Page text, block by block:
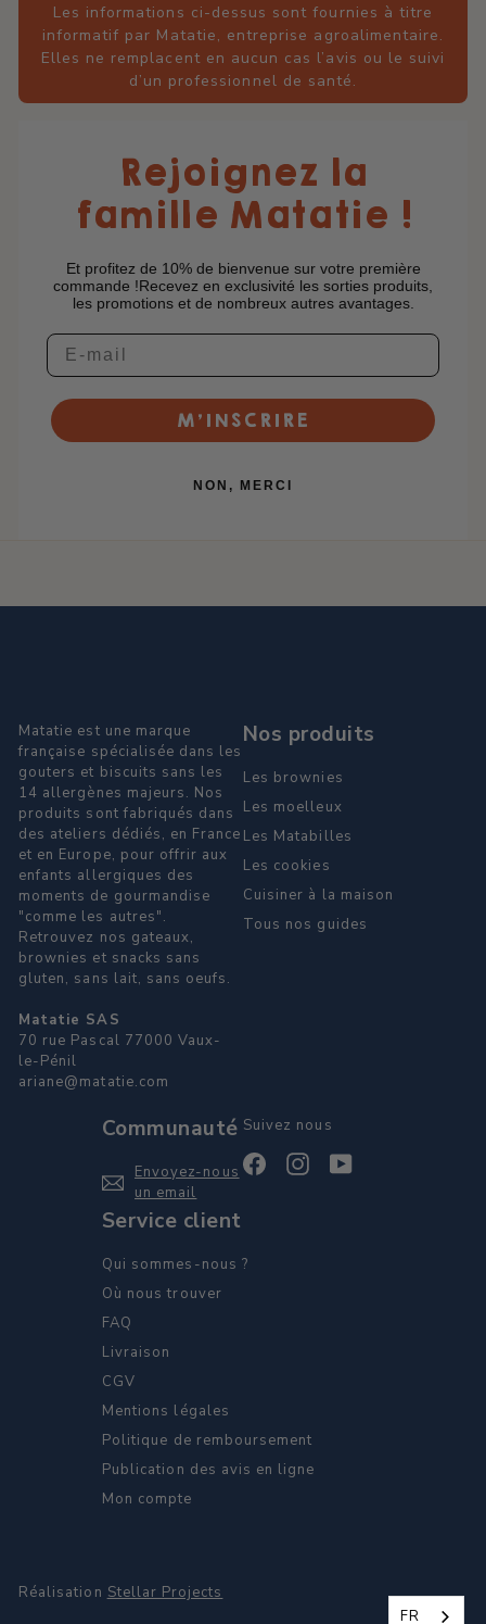
Les informations ci-dessus sont fournies à titre
informatif par Matatie, entreprise agroalimentaire.
Elles ne remplacent en aucun cas l’avis ou le suivi
d’un professionnel de santé.
Rejoignez la
famille Matatie !
Et profitez de 10% de bienvenue sur votre première
commande !Recevez en exclusivité les sorties produits,
les promotions et de nombreux autres avantages.
M’INSCRIRE
NON, MERCI
Matatie est une marque
française spécialisée dans les
gouters et biscuits sans les
14 allergènes majeurs. Nos
produits sont fabriqués dans
des ateliers dédiés, en France
et en Europe, pour offrir aux
enfants allergiques des
moments de gourmandise
"comme les autres".
Retrouvez nos gateaux,
brownies et snacks sans
gluten, sans lait, sans oeufs.
Matatie SAS
70 rue Pascal 77000 Vaux-
le-Pénil
ariane@matatie.com
Nos produits
Les brownies
Les moelleux
Les Matabilles
Les cookies
Cuisiner à la maison
Tous nos guides
Communauté
Envoyez-nous
un email
Suivez nous
FacebookInstagram
Service client
Qui sommes-nous ?
Où nous trouver
FAQ
Livraison
CGV
Mentions légales
Politique de remboursement
Publication des avis en ligne
Mon compte
Réalisation Stellar Projects
FR